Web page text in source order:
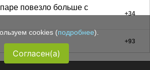
повезло больше с
+34
+93
cookies (подробнее).
Согласен(а)